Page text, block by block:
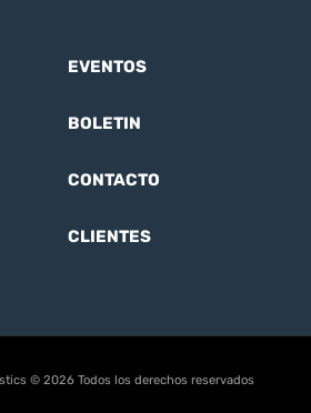
EVENTOS
BOLETIN
CONTACTO
CLIENTES
© 2026 Todos los derechos reservados